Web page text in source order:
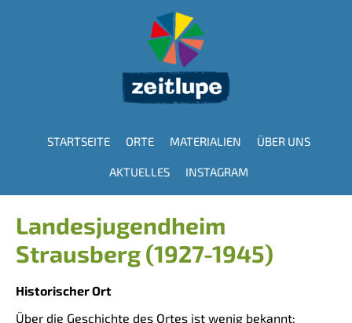
Hauptnavigation
STARTSEITE ORTE MATERIALIEN ÜBER UNS
AKTUELLES INSTAGRAM
Landesjugendheim
Strausberg (1927-1945)
Historischer Ort
Über die Geschichte des Ortes ist wenig bekannt: